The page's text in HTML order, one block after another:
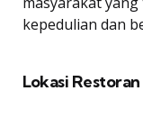
kepedulian dan
Lokasi